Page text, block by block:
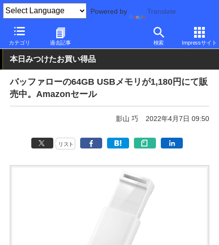
Powered by Translate
カテゴリ 過去記事 検索 Impressサイト
PC Watch 半導体/周辺機器 USBメモリ
本日みつけたお買い得品
バッファローの64GB USBメモリが1,180円にて販
売中。Amazonセール
影山 巧 2022年4月7日 09:50
リスト